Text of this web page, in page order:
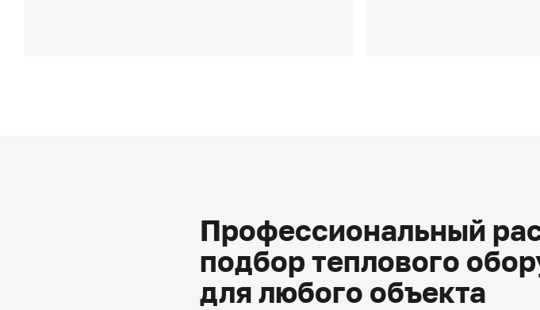
Профессиональный
подбор теплового
для любого объекта